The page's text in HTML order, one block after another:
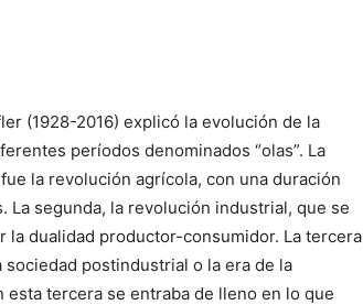
(1928-2016) explicó la evolución de la
períodos denominados “olas”. La
la revolución agrícola, con una duración
La segunda, la revolución industrial, que se
la dualidad productor-consumidor. La tercera
sociedad postindustrial o la era de la
esta tercera se entraba de lleno en lo que